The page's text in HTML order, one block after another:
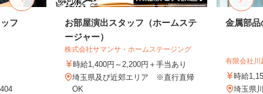
フ
お部屋演出スタッフ（ホームステ
ージャー）
株式会社サマンサ・ホームステージング
時給1,400円～2,200円＋手当あり
埼玉県及び近郊エリア ※直行直帰
OK
金属部品
有限会社川
時給
埼玉県